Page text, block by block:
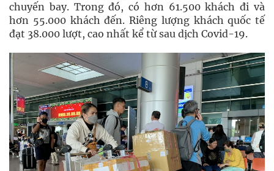
chuyến bay. Trong đó, có hơn 61.500 khách đi và
hơn 55.000 khách đến. Riêng lượng khách quốc tế
đạt 38.000 lượt, cao nhất kể từ sau dịch Covid-19.